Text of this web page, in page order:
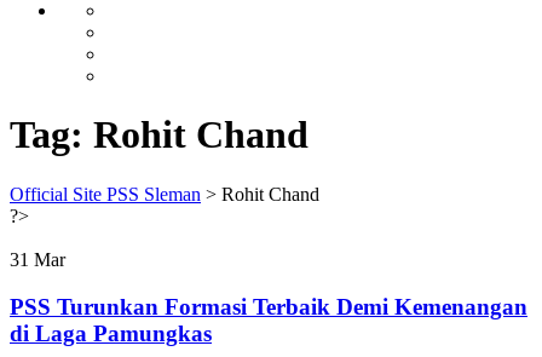
Tag: Rohit Chand
Official Site PSS Sleman > Rohit Chand
?>
31 Mar
PSS Turunkan Formasi Terbaik Demi Kemenangan
di Laga Pamungkas